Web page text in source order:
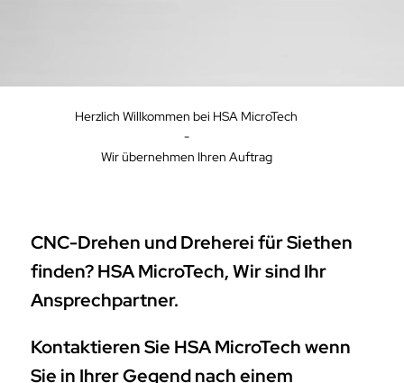
Herzlich Willkommen bei HSA MicroTech
-
Wir übernehmen Ihren Auftrag
CNC-Drehen und Dreherei für Siethen
finden? HSA MicroTech, Wir sind Ihr
Ansprechpartner.
Kontaktieren Sie HSA MicroTech wenn
Sie in Ihrer Gegend nach einem